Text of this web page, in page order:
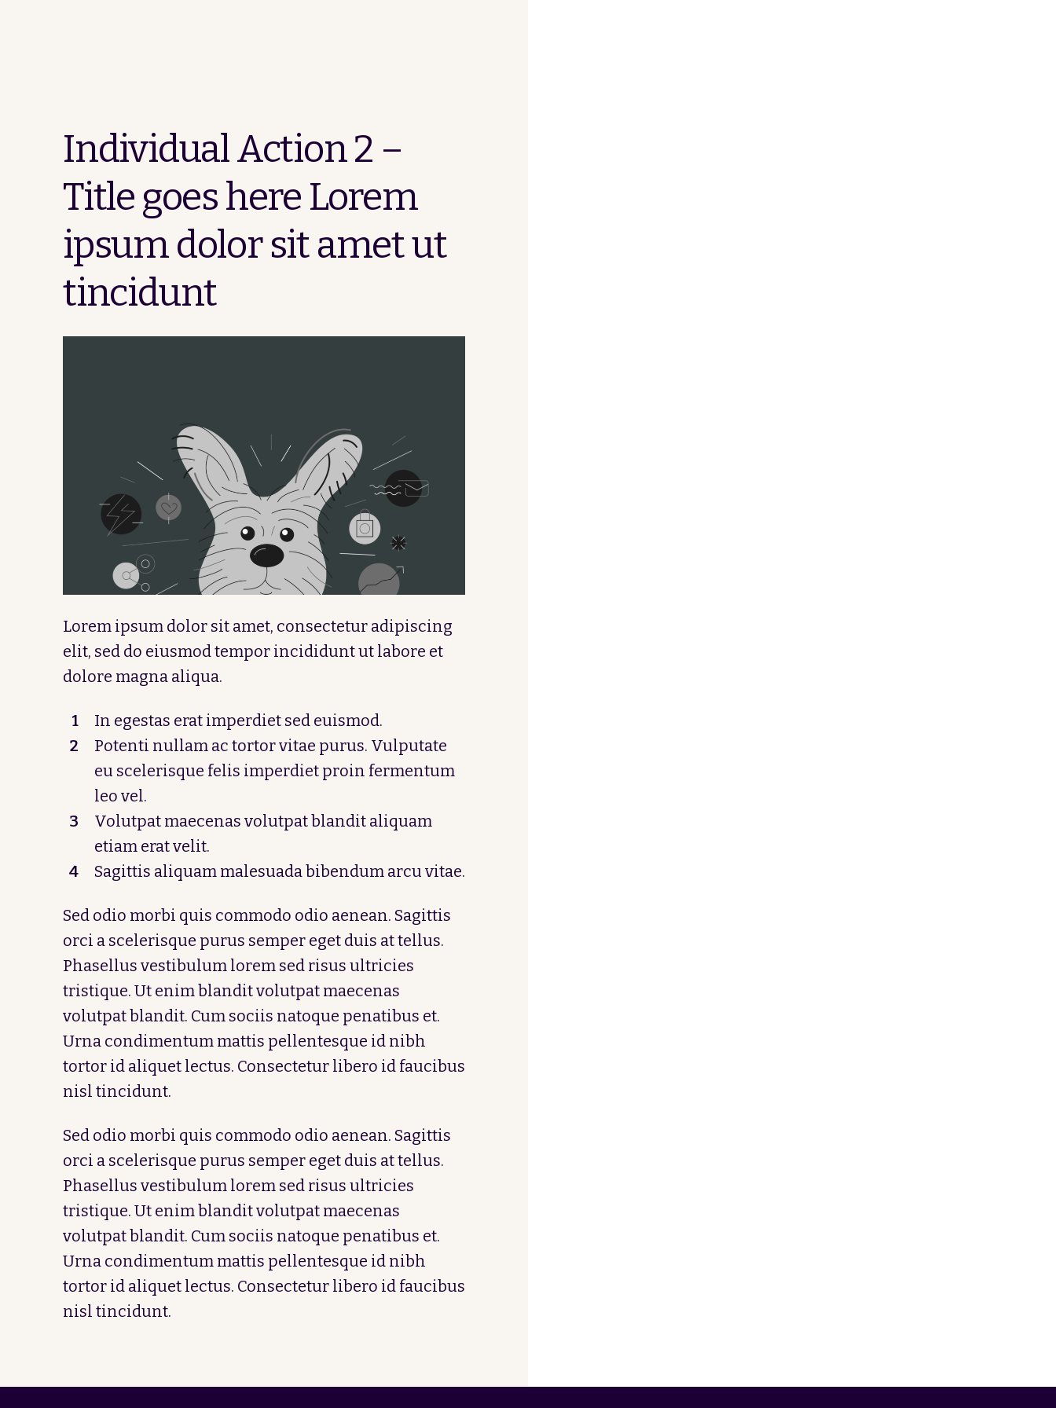
Individual Action 2 –
Title goes here Lorem
ipsum dolor sit amet ut
tincidunt
Lorem ipsum dolor sit amet, consectetur adipiscing
elit, sed do eiusmod tempor incididunt ut labore et
dolore magna aliqua.
In egestas erat imperdiet sed euismod.
Potenti nullam ac tortor vitae purus. Vulputate
eu scelerisque felis imperdiet proin fermentum
leo vel.
Volutpat maecenas volutpat blandit aliquam
etiam erat velit.
Sagittis aliquam malesuada bibendum arcu vitae.
Sed odio morbi quis commodo odio aenean. Sagittis
orci a scelerisque purus semper eget duis at tellus.
Phasellus vestibulum lorem sed risus ultricies
tristique. Ut enim blandit volutpat maecenas
volutpat blandit. Cum sociis natoque penatibus et.
Urna condimentum mattis pellentesque id nibh
tortor id aliquet lectus. Consectetur libero id faucibus
nisl tincidunt.
Sed odio morbi quis commodo odio aenean. Sagittis
orci a scelerisque purus semper eget duis at tellus.
Phasellus vestibulum lorem sed risus ultricies
tristique. Ut enim blandit volutpat maecenas
volutpat blandit. Cum sociis natoque penatibus et.
Urna condimentum mattis pellentesque id nibh
tortor id aliquet lectus. Consectetur libero id faucibus
nisl tincidunt.